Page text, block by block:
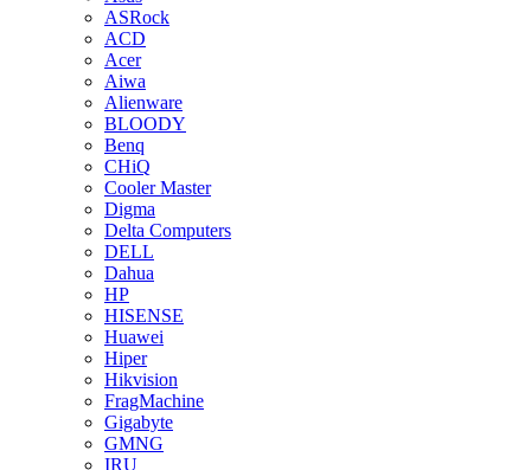
ASRock
ACD
Acer
Aiwa
Alienware
BLOODY
Benq
CHiQ
Cooler Master
Digma
Delta Computers
DELL
Dahua
HP
HISENSE
Huawei
Hiper
Hikvision
FragMachine
Gigabyte
GMNG
IRU